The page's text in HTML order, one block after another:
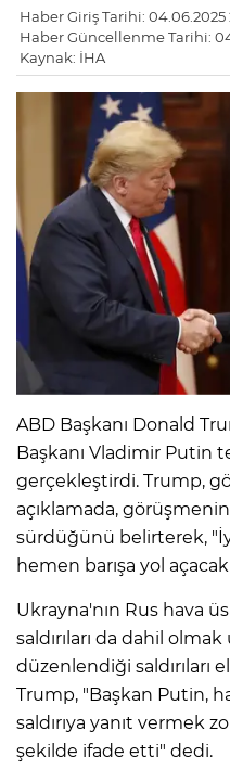
Haber Giriş Tarihi: 04.06.2025
Haber Güncellenme Tarihi:
Kaynak: İHA
ABD Başkanı Donald
Başkanı Vladimir Putin
gerçekleştirdi. Trump,
açıklamada,
sürdüğünü belirterek,
hemen barışa yol
Ukrayna'nın Rus hava
saldırıları da dahil olmak
düzenlendiği saldırıları
Trump, "Başkan Putin,
saldırıya yanıt vermek
şekilde ifade etti" dedi.